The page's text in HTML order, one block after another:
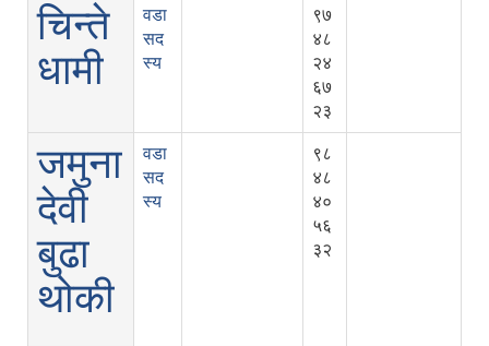
चिन्ते
धामी
वडा
सद
स्य
९७
४८
२४
६७
२३
जमुना
देवी
बुढा
थोकी
वडा
सद
स्य
९८
४८
४०
५६
३२